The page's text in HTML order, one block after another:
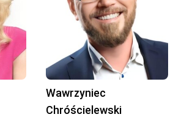
Wawrzyniec
Chróścielewski